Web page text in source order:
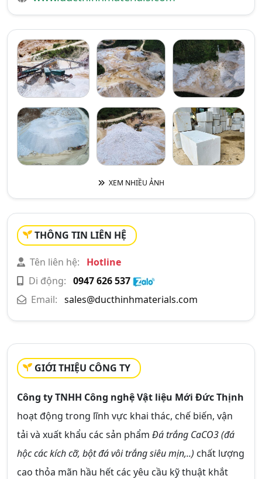
XEM NHIỀU ẢNH
THÔNG TIN LIÊN HỆ
Tên liên hệ:
Hotline
Di động: 0947 626 537
Email: sales@ducthinhmaterials.com
GIỚI THIỆU CÔNG TY
Công ty TNHH Công nghệ Vật liệu Mới Đức Thịnh
hoạt động trong lĩnh vực khai thác, chế biến, vận
tải và xuất khẩu các sản phẩm Đá trắng CaCO3 (đá
hộc các kích cỡ, bột đá vôi trắng siêu mịn,..) chất lượng
cao thỏa mãn hầu hết các yêu cầu kỹ thuật khắt